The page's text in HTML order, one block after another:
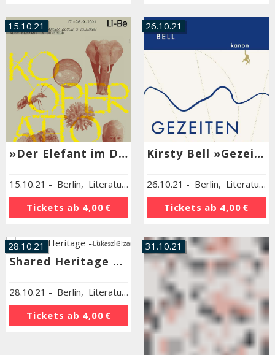
15.10.21
»Der Elefant im Dunkeln«. Finissage
15.10.21 - Berlin, Literaturhaus Berlin
Tickets ab 4,00 €
26.10.21
Kirsty Bell »Gezeiten der Stadt. Eine Geschichte Berlins«
26.10.21 - Berlin, Literaturhaus Berlin
Tickets ab 4,00 €
28.10.21 Lukasz Giza
Shared Heritage – Niederschlesien erzählen
28.10.21 - Berlin, Literaturhaus Berlin
Tickets ab 4,00 €
31.10.21